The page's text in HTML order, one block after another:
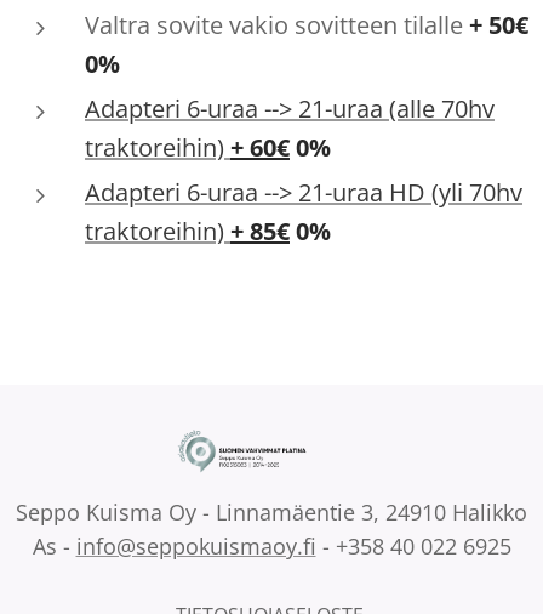
Valtra sovite vakio sovitteen tilalle+ 50€
0%
Adapteri 6-uraa --> 21-uraa (alle 70hv
traktoreihin) + 60€0%
Adapteri 6-uraa --> 21-uraa HD (yli 70hv
traktoreihin) + 85€0%
Seppo Kuisma Oy - Linnamäentie 3, 24910 Halikko
As - info@seppokuismaoy.fi - +358 40 022 6925